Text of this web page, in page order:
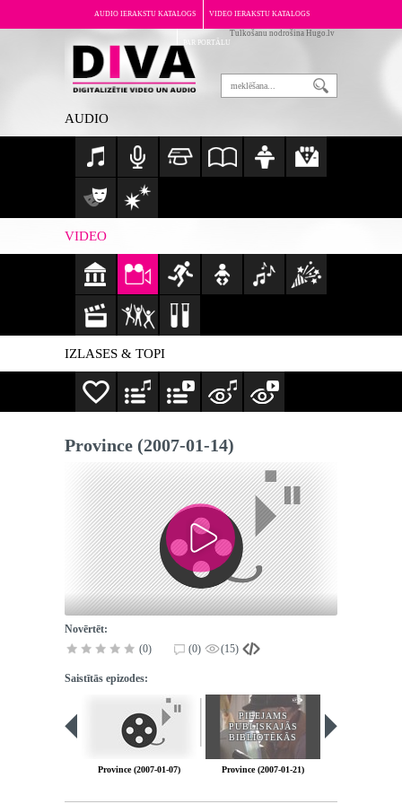
AUDIO IERAKSTU KATALOGS VIDEO IERAKSTU KATALOGS
PAR PORTĀLU
Tulkošanu nodrošina Hugo.lv
AUDIO
VIDEO
IZLASES & TOPI
Province (2007-01-14)
Novērtēt:
(0)
(0) (15)
Saistītās epizodes:
Province (2007-01-07)
PIEEJAMS
PUBLISKAJĀS
BIBLIOTĒKĀS
Province (2007-01-21)